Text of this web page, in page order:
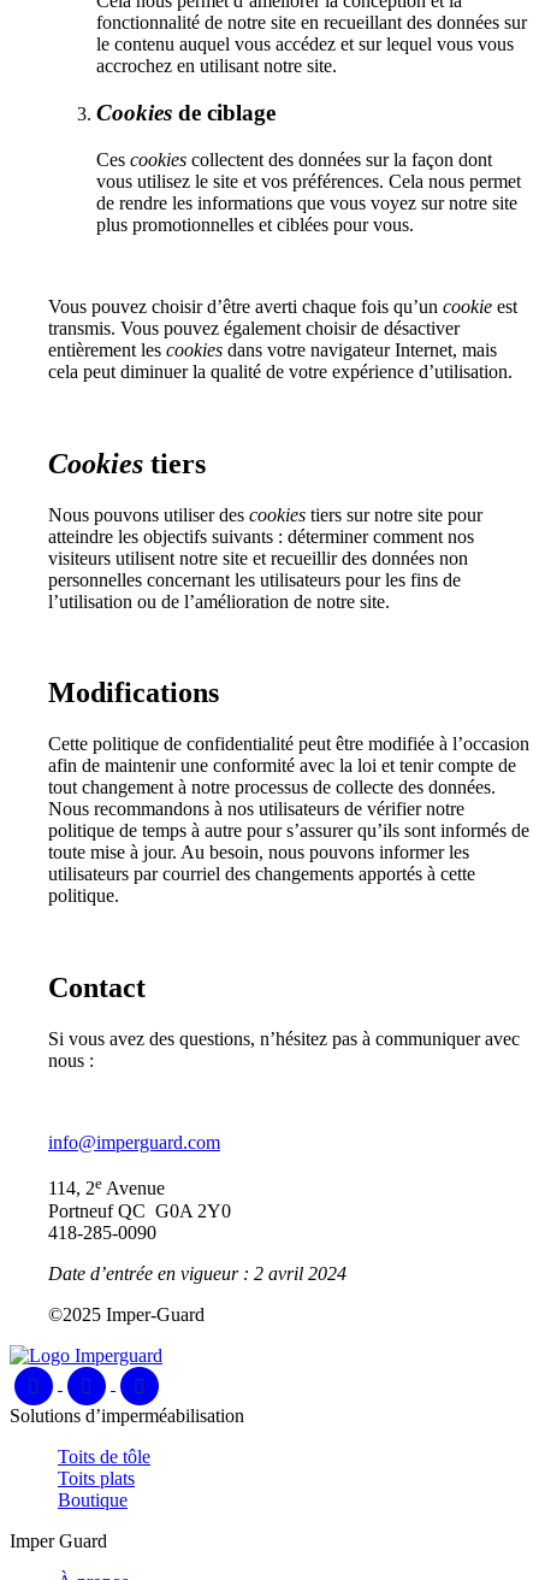
fonctionnalité de notre site en recueillant des données sur
le contenu auquel vous accédez et sur lequel vous vous
accrochez en utilisant notre site.
Cookies de ciblage
Ces cookies collectent des données sur la façon dont
vous utilisez le site et vos préférences. Cela nous permet
de rendre les informations que vous voyez sur notre site
plus promotionnelles et ciblées pour vous.
Vous pouvez choisir d’être averti chaque fois qu’un cookie est
transmis. Vous pouvez également choisir de désactiver
entièrement les cookies dans votre navigateur Internet, mais
cela peut diminuer la qualité de votre expérience d’utilisation.
Cookies tiers
Nous pouvons utiliser des cookies tiers sur notre site pour
atteindre les objectifs suivants : déterminer comment nos
visiteurs utilisent notre site et recueillir des données non
personnelles concernant les utilisateurs pour les fins de
l’utilisation ou de l’amélioration de notre site.
Modifications
Cette politique de confidentialité peut être modifiée à l’occasion
afin de maintenir une conformité avec la loi et tenir compte de
tout changement à notre processus de collecte des données.
Nous recommandons à nos utilisateurs de vérifier notre
politique de temps à autre pour s’assurer qu’ils sont informés de
toute mise à jour. Au besoin, nous pouvons informer les
utilisateurs par courriel des changements apportés à cette
politique.
Contact
Si vous avez des questions, n’hésitez pas à communiquer avec
nous :
info@imperguard.com
114, 2e Avenue
Portneuf QC G0A 2Y0
418-285-0090
Date d’entrée en vigueur : 2 avril 2024
©2025 Imper-Guard
Solutions d’imperméabilisation
Toits de tôle
Toits plats
Boutique
Imper Guard